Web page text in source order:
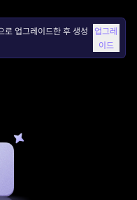
로 업그레이드한 후 생성
업그레
이드